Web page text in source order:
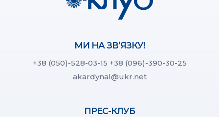
МИ НА ЗВ’ЯЗКУ!
+38 (050)-528-03-15 +38 (096)-390-30-25
akardynal@ukr.net
ПРЕС-КЛУБ